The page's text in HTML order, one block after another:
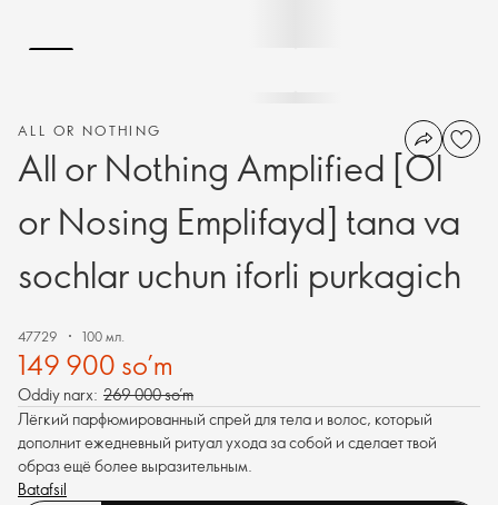
ALL OR NOTHING
All or Nothing Amplified [Ol
or Nosing Emplifayd] tana va
sochlar uchun iforli purkagich
47729 100 мл.
149 900 so’m
Oddiy narx: 269 000 so’m
Лёгкий парфюмированный спрей для тела и волос, который
дополнит ежедневный ритуал ухода за собой и сделает твой
образ ещё более выразительным.
Batafsil